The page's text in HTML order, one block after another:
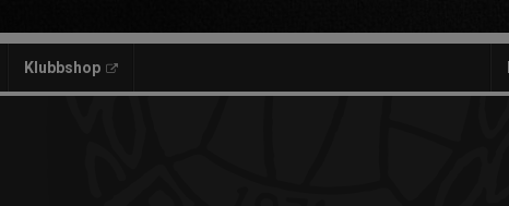
Klubbshop